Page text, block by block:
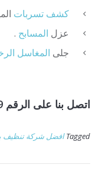
كشف تسربات
عزل المسابح .
جلى المغاسل
اتصل بنا على الرقم 0507273739
Tagged افضل شركة تنظيف